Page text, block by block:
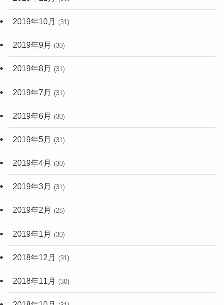
2019年10月 (31)
2019年9月 (30)
2019年8月 (31)
2019年7月 (31)
2019年6月 (30)
2019年5月 (31)
2019年4月 (30)
2019年3月 (31)
2019年2月 (28)
2019年1月 (30)
2018年12月 (31)
2018年11月 (30)